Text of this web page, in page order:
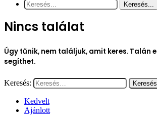
Keresés...
Nincs találat
Úgy tűnik, nem találjuk, amit keres. Talán
segíthet.
Keresés:
Kedvelt
Ajánlott